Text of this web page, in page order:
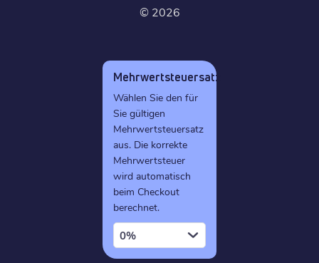
© 2026
Mehrwertsteuersatz
Wählen Sie den für
Sie gültigen
Mehrwertsteuersatz
aus. Die korrekte
Mehrwertsteuer
wird automatisch
beim Checkout
berechnet.
0%